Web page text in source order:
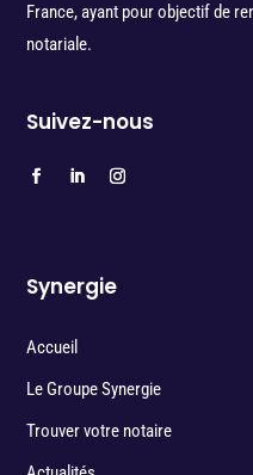
France, ayant pour objectif de
notariale.
Suivez-nous
Synergie
Accueil
Le Groupe Synergie
Trouver votre notaire